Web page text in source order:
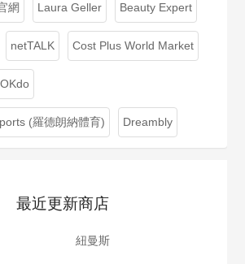
網 Laura Geller Beauty Expert
netTALK Cost Plus World Market
OKdo
(羅德朗納體育) Dreambly
最近更新商店
紐曼斯